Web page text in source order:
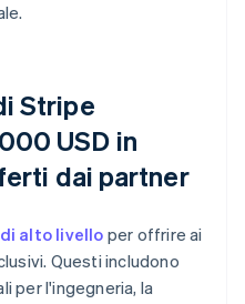
Stripe
USD in
dai partner
alto livelloper offrire ai
Questi includono
per l'ingegneria, la